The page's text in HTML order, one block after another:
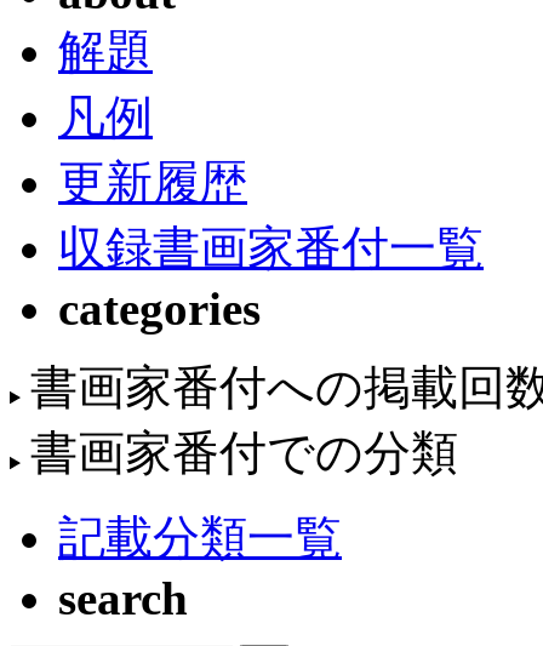
解題
凡例
更新履歴
収録書画家番付一覧
categories
書画家番付への掲載回
書画家番付での分類
記載分類一覧
search